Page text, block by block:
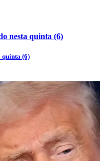
nesta quinta (6)
quinta (6)